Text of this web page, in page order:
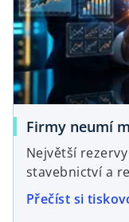
Firmy neumí
Největší
stavebnictví a
Přečíst si